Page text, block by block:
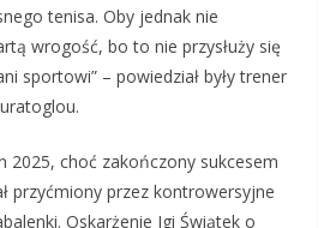
tenisa. Oby jednak nie
wrogość, bo to nie przysłuży się
sportowi” – powiedział były trener
2025, choć zakończony sukcesem
przyćmiony przez kontrowersyjne
Oskarżenie Igi Świątek o